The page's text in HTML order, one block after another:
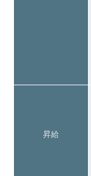
昇給